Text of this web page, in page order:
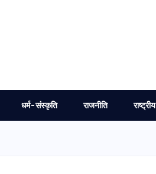
धर्म-संस्कृति राजनीति राष्ट्रीय